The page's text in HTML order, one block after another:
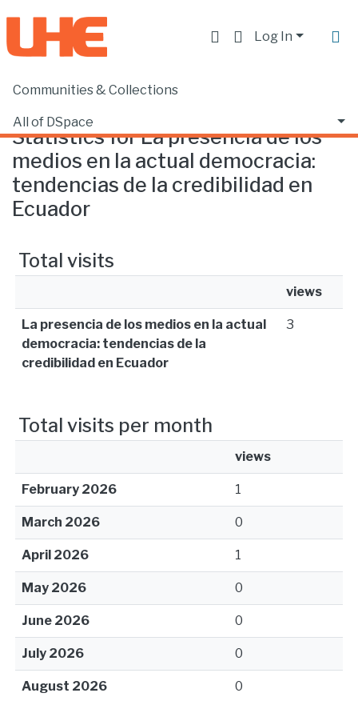
Log In
Communities & Collections
All of DSpace
Home Statistics
Statistics for La presencia de los
medios en la actual democracia:
tendencias de la credibilidad en
Ecuador
Total visits
views
La presencia de los medios en la actual
democracia: tendencias de la
credibilidad en Ecuador
3
Total visits per month
views
February 2026 1
March 2026 0
April 2026 1
May 2026 0
June 2026 0
July 2026 0
August 2026 0